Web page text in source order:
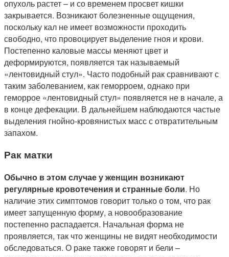
опухоль растет – и со временем просвет кишки
закрывается. Возникают болезненные ощущения,
поскольку кал не имеет возможности проходить
свободно, что провоцирует выделение гноя и крови.
Постепенно каловые массы меняют цвет и
деформируются, появляется так называемый
«лентовидный стул». Часто подобный рак сравнивают с
таким заболеванием, как геморроем, однако при
геморрое «лентовидный стул» появляется не в начале, а
в конце дефекации. В дальнейшем наблюдаются частые
выделения гнойно-кровянистых масс с отвратительным
запахом.
Рак матки
Обычно в этом случае у женщин возникают
регулярные кровотечения и странные боли. Но
наличие этих симптомов говорит только о том, что рак
имеет запущенную форму, а новообразование
постепенно распадается. Начальная форма не
проявляется, так что женщины не видят необходимости
обследоваться. О раке также говорят и бели –